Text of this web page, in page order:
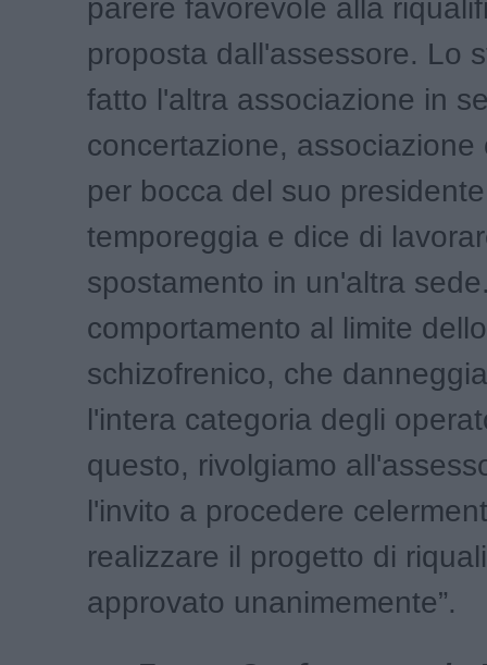
parere favorevole alla
proposta dall'assessore. Lo
fatto l'altra associazione in
concertazione, associazione
per bocca del suo
temporeggia e dice di
spostamento in un'altra
comportamento al limite dello
schizofrenico, che
l'intera categoria degli
questo, rivolgiamo
l'invito a procedere
realizzare il progetto di
approvato unanimemente”.